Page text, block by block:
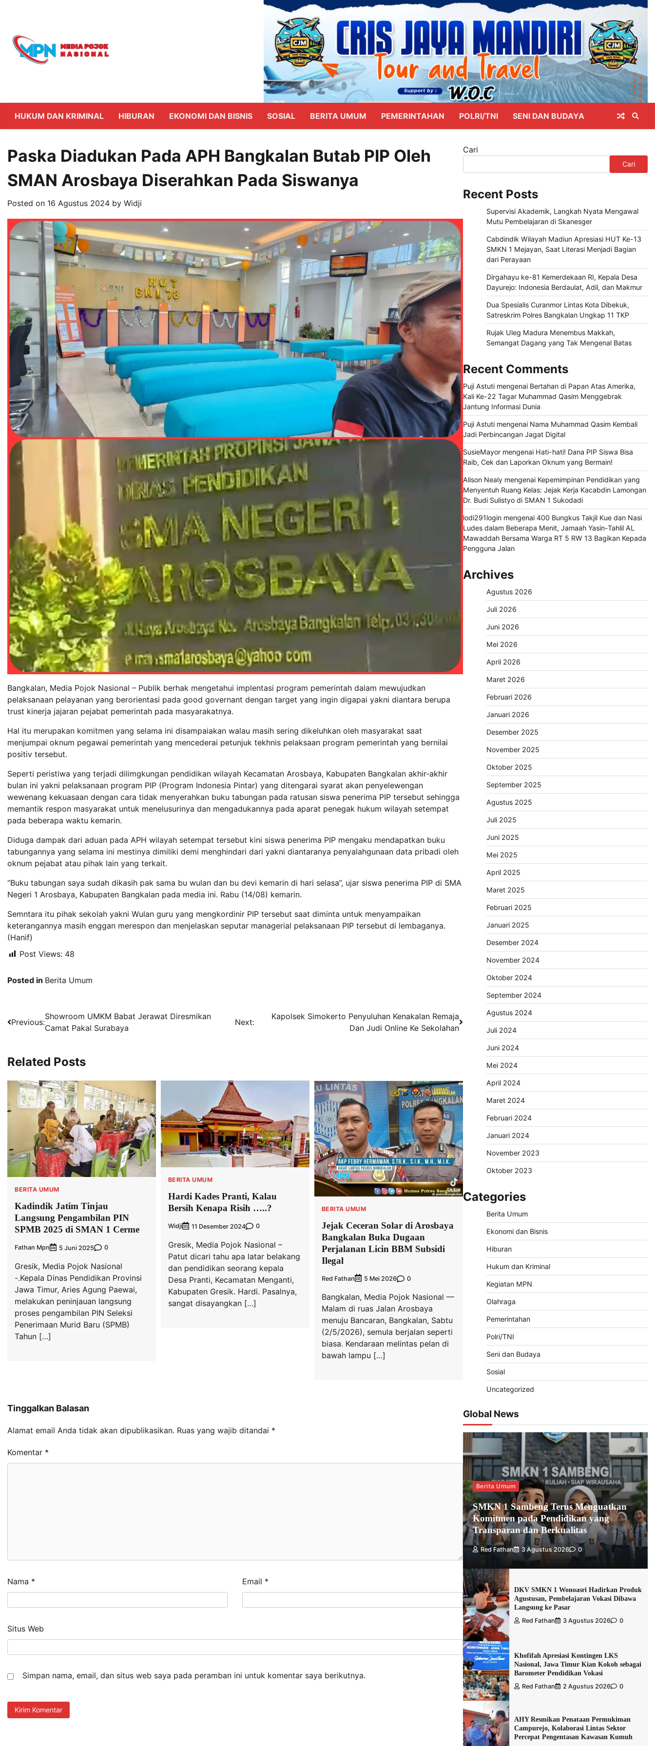
HUKUM DAN KRIMINAL HIBURAN EKONOMI DAN BISNIS SOSIAL BERITA UMUM PEMERINTAHAN POLRI/TNI SENI DAN BUDAYA
Paska Diadukan Pada APH Bangkalan Butab PIP Oleh
SMAN Arosbaya Diserahkan Pada Siswanya
Posted on 16 Agustus 2024 by Widji
Bangkalan, Media Pojok Nasional – Publik berhak mengetahui implentasi program pemerintah dalam mewujudkan
pelaksanaan pelayanan yang berorientasi pada good governant dengan target yang ingin digapai yakni diantara berupa
trust kinerja jajaran pejabat pemerintah pada masyarakatnya.
Hal itu merupakan komitmen yang selama ini disampaiakan walau masih sering dikeluhkan oleh masyarakat saat
menjumpai oknum pegawai pemerintah yang mencederai petunjuk tekhnis pelaksaan program pemerintah yang bernilai
positiv tersebut.
Seperti peristiwa yang terjadi dilimgkungan pendidikan wilayah Kecamatan Arosbaya, Kabupaten Bangkalan akhir-akhir
bulan ini yakni pelaksanaan program PIP (Program Indonesia Pintar) yang ditengarai syarat akan penyelewengan
wewenang kekuasaan dengan cara tidak menyerahkan buku tabungan pada ratusan siswa penerima PIP tersebut sehingga
memantik respon masyarakat untuk menelusurinya dan mengadukannya pada aparat penegak hukum wilayah setempat
pada beberapa waktu kemarin.
Diduga dampak dari aduan pada APH wilayah setempat tersebut kini siswa penerima PIP mengaku mendapatkan buku
tabungannya yang selama ini mestinya dimiliki demi menghindari dari yakni diantaranya penyalahgunaan data pribadi oleh
oknum pejabat atau pihak lain yang terkait.
“Buku tabungan saya sudah dikasih pak sama bu wulan dan bu devi kemarin di hari selasa”, ujar siswa penerima PIP di SMA
Negeri 1 Arosbaya, Kabupaten Bangkalan pada media ini. Rabu (14/08) kemarin.
Semntara itu pihak sekolah yakni Wulan guru yang mengkordinir PIP tersebut saat diminta untuk menyampaikan
keterangannya masih enggan merespon dan menjelaskan seputar managerial pelaksanaan PIP tersebut di lembaganya.
(Hanif)
Post Views: 48
Posted in Berita Umum
Navigasi
Previous:
Showroom UMKM Babat Jerawat Diresmikan
Camat Pakal Surabaya
Next:
Kapolsek Simokerto Penyuluhan Kenakalan Remaja
Dan Judi Online Ke Sekolahan
Related Posts
BERITA UMUM
Kadindik Jatim Tinjau
Langsung Pengambilan PIN
SPMB 2025 di SMAN 1 Cerme
Fathan Mpn 5 Juni 2025 0
Gresik, Media Pojok Nasional
-.Kepala Dinas Pendidikan Provinsi
Jawa Timur, Aries Agung Paewai,
melakukan peninjauan langsung
proses pengambilan PIN Seleksi
Penerimaan Murid Baru (SPMB)
Tahun […]
BERITA UMUM
Hardi Kades Pranti, Kalau
Bersih Kenapa Risih …..?
Widji 11 Desember 2024 0
Gresik, Media Pojok Nasional –
Patut dicari tahu apa latar belakang
dan pendidikan seorang kepala
Desa Pranti, Kecamatan Menganti,
Kabupaten Gresik. Hardi. Pasalnya,
sangat disayangkan […]
BERITA UMUM
Jejak Ceceran Solar di Arosbaya
Bangkalan Buka Dugaan
Perjalanan Licin BBM Subsidi
Ilegal
Red Fathan 5 Mei 2026 0
Bangkalan, Media Pojok Nasional —
Malam di ruas Jalan Arosbaya
menuju Bancaran, Bangkalan, Sabtu
(2/5/2026), semula berjalan seperti
biasa. Kendaraan melintas pelan di
bawah lampu […]
Tinggalkan Balasan
Alamat email Anda tidak akan dipublikasikan. Ruas yang wajib ditandai *
Komentar *
Nama * Email *
Situs Web
Simpan nama, email, dan situs web saya pada peramban ini untuk komentar saya berikutnya.
Cari
Cari
Recent Posts
Supervisi Akademik, Langkah Nyata Mengawal
Mutu Pembelajaran di Skanesger
Cabdindik Wilayah Madiun Apresiasi HUT Ke-13
SMKN 1 Mejayan, Saat Literasi Menjadi Bagian
dari Perayaan
Dirgahayu ke-81 Kemerdekaan RI, Kepala Desa
Dayurejo: Indonesia Berdaulat, Adil, dan Makmur
Dua Spesialis Curanmor Lintas Kota Dibekuk,
Satreskrim Polres Bangkalan Ungkap 11 TKP
Rujak Uleg Madura Menembus Makkah,
Semangat Dagang yang Tak Mengenal Batas
Recent Comments
Puji Astutimengenai Bertahan di Papan Atas Amerika,
Kali Ke-22 Tagar Muhammad Qasim Menggebrak
Jantung Informasi Dunia
Puji Astutimengenai Nama Muhammad Qasim Kembali
Jadi Perbincangan Jagat Digital
SusieMayormengenai Hati-hati! Dana PIP Siswa Bisa
Raib, Cek dan Laporkan Oknum yang Bermain!
Alison Nealymengenai Kepemimpinan Pendidikan yang
Menyentuh Ruang Kelas: Jejak Kerja Kacabdin Lamongan
Dr. Budi Sulistyo di SMAN 1 Sukodadi
lodi291loginmengenai 400 Bungkus Takjil Kue dan Nasi
Ludes dalam Beberapa Menit, Jamaah Yasin-Tahlil AL
Mawaddah Bersama Warga RT 5 RW 13 Bagikan Kepada
Pengguna Jalan
Archives
Agustus 2026
Juli 2026
Juni 2026
Mei 2026
April 2026
Maret 2026
Februari 2026
Januari 2026
Desember 2025
November 2025
Oktober 2025
September 2025
Agustus 2025
Juli 2025
Juni 2025
Mei 2025
April 2025
Maret 2025
Februari 2025
Januari 2025
Desember 2024
November 2024
Oktober 2024
September 2024
Agustus 2024
Juli 2024
Juni 2024
Mei 2024
April 2024
Maret 2024
Februari 2024
Januari 2024
November 2023
Oktober 2023
Categories
Berita Umum
Ekonomi dan Bisnis
Hiburan
Hukum dan Kriminal
Kegiatan MPN
Olahraga
Pemerintahan
Polri/TNI
Seni dan Budaya
Sosial
Uncategorized
Global News
Berita Umum
SMKN 1 Sambeng Terus Menguatkan
Komitmen pada Pendidikan yang
Transparan dan Berkualitas
Red Fathan 3 Agustus 2026 0
DKV SMKN 1 Wonoasri Hadirkan Produk
Agustusan, Pembelajaran Vokasi Dibawa
Langsung ke Pasar
Red Fathan 3 Agustus 2026 0
Khofifah Apresiasi Kontingen LKS
Nasional, Jawa Timur Kian Kokoh sebagai
Barometer Pendidikan Vokasi
Red Fathan 2 Agustus 2026 0
AHY Resmikan Penataan Permukiman
Campurejo, Kolaborasi Lintas Sektor
Percepat Pengentasan Kawasan Kumuh